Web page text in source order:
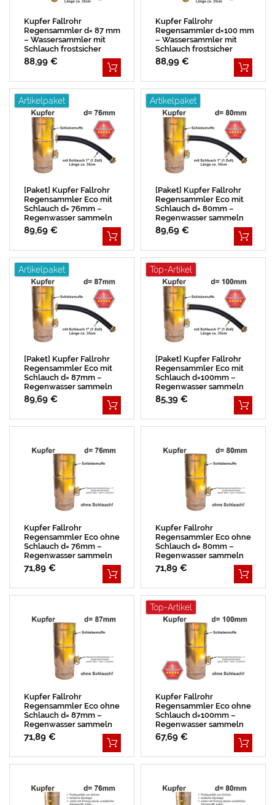
Kupfer Fallrohr
Regensammler d= 87 mm
– Wassersammler mit
Schlauch frostsicher
88,99 €
Kupfer Fallrohr
Regensammler d=100 mm
– Wassersammler mit
Schlauch frostsicher
BESTSELLER
88,99 €
Artikelpaket
[Paket] Kupfer Fallrohr
Regensammler Eco mit
Schlauch d= 76mm –
Regenwasser sammeln
89,69 €
Artikelpaket
[Paket] Kupfer Fallrohr
Regensammler Eco mit
Schlauch d= 80mm –
Regenwasser sammeln
89,69 €
Artikelpaket
[Paket] Kupfer Fallrohr
Regensammler Eco mit
Schlauch d= 87mm –
Regenwasser sammeln
89,69 €
Top-Artikel
[Paket] Kupfer Fallrohr
Regensammler Eco mit
Schlauch d=100mm –
Regenwasser sammeln
85,39 €
Kupfer Fallrohr
Regensammler Eco ohne
Schlauch d= 76mm –
Regenwasser sammeln
71,89 €
Kupfer Fallrohr
Regensammler Eco ohne
Schlauch d= 80mm –
Regenwasser sammeln
71,89 €
Kupfer Fallrohr
Regensammler Eco ohne
Schlauch d= 87mm –
Regenwasser sammeln
71,89 €
Top-Artikel
Kupfer Fallrohr
Regensammler Eco ohne
Schlauch d=100mm –
Regenwasser sammeln
67,69 €